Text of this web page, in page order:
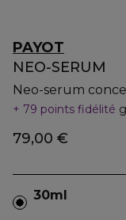
PAYOT
NEO-SERUM
Neo-serum
79 points fidélité
79,00 €
30ml